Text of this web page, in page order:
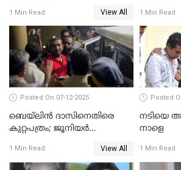
പ്രതികള്‍ കുറ്റക്കാര്‍;
ശിക്ഷവിധി 12 ന്
1 Min Read View All 1 Min Read
Posted On 07-12-2025
ബെയ്‌ലിന്‍ ദാസിനെതിരെ
കുറ്റപത്രം; ജൂനിയർ
മർദിച്ച കേസ്
1 Min Read View All
Posted
നടിയെ
നാളെ
1 Min Read